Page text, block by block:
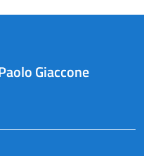
Giaccone